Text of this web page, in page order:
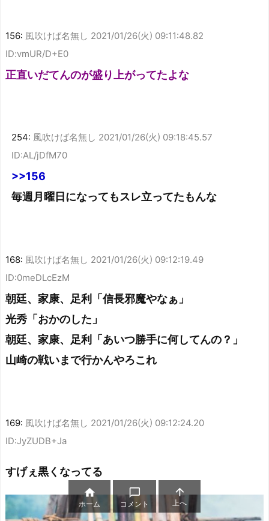
156: 風吹けば名無し 2021/01/26(火) 09:11:48.82
ID:vmUR/D+E0
正直いだてんのが盛り上がってたよな
254: 風吹けば名無し 2021/01/26(火) 09:18:45.57
ID:AL/jDfM70
>>156
毎週月曜日になってもスレ立ってたもんな
168: 風吹けば名無し 2021/01/26(火) 09:12:19.49
ID:0meDLcEzM
朝廷、家康、足利「信長邪魔やなぁ」
光秀「おかのした」
朝廷、家康、足利「あいつ勝手に何してんの？」
山崎の戦いまで行かんやろこれ
169: 風吹けば名無し 2021/01/26(火) 09:12:24.20
ID:JyZUDB+Ja
すげぇ黒くなってる

ホーム

コメント

上へ